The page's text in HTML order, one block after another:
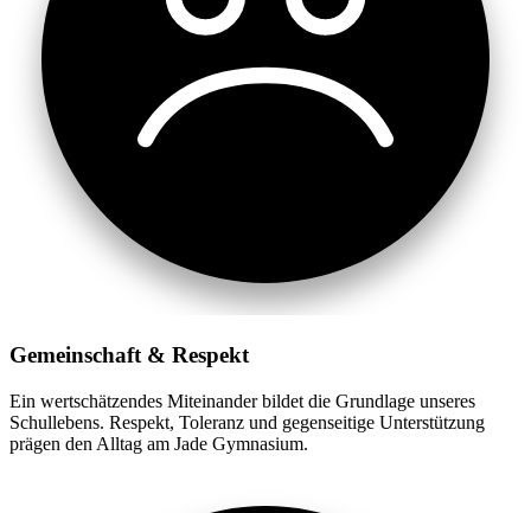
Gemeinschaft & Respekt
Ein wertschätzendes Miteinander bildet die Grundlage unseres
Schullebens. Respekt, Toleranz und gegenseitige Unterstützung
prägen den Alltag am Jade Gymnasium.